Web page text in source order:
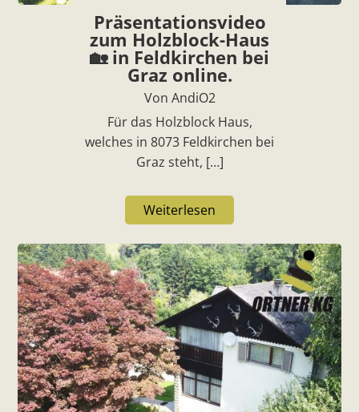
Präsentationsvideo
zum Holzblock-Haus
🏡 in Feldkirchen bei
Graz online.
Von AndiO2
Für das Holzblock Haus,
welches in 8073 Feldkirchen bei
Graz steht, […]
Weiterlesen